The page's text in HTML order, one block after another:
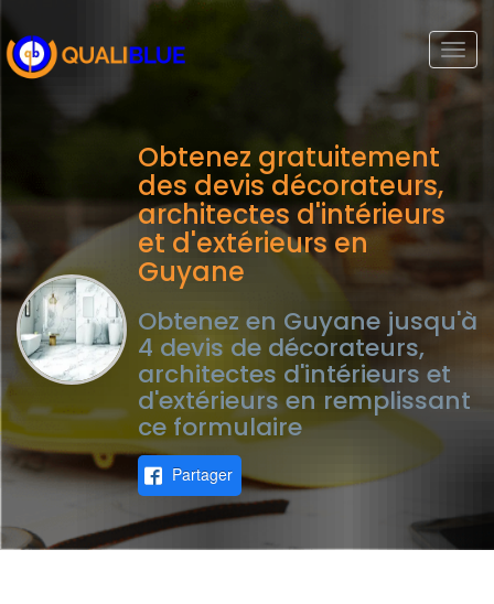
Obtenez gratuitement
des devis décorateurs,
architectes d'intérieurs
et d'extérieurs en
Guyane
Obtenez en Guyane jusqu'à
4 devis de décorateurs,
architectes d'intérieurs et
d'extérieurs en remplissant
ce formulaire
Partager